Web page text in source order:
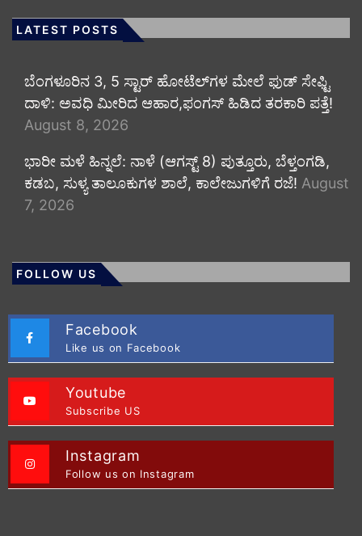
LATEST POSTS
​ಬೆಂಗಳೂರಿನ 3, 5 ಸ್ಟಾರ್ ಹೋಟೆಲ್‌ಗಳ ಮೇಲೆ ಫುಡ್ ಸೇಫ್ಟಿ
ದಾಳಿ: ಅವಧಿ ಮೀರಿದ ಆಹಾರ,ಫಂಗಸ್ ಹಿಡಿದ ತರಕಾರಿ ಪತ್ತೆ!
August 8, 2026
​ಭಾರೀ ಮಳೆ ಹಿನ್ನಲೆ: ನಾಳೆ (ಆಗಸ್ಟ್ 8) ಪುತ್ತೂರು, ಬೆಳ್ತಂಗಡಿ,
ಕಡಬ, ಸುಳ್ಯ ತಾಲೂಕುಗಳ ಶಾಲೆ, ಕಾಲೇಜುಗಳಿಗೆ ರಜೆ! August
7, 2026
FOLLOW US
Facebook
Like us on Facebook
Youtube
Subscribe US
Instagram
Follow us on Instagram